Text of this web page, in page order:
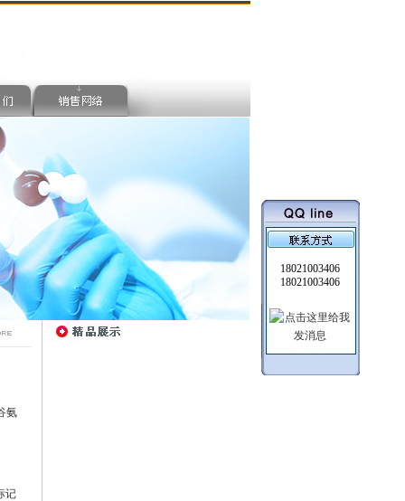
18021003406
18021003406
氨
记